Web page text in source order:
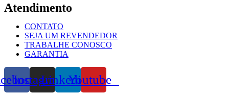
Atendimento
CONTATO
SEJA UM REVENDEDOR
TRABALHE CONOSCO
GARANTIA
InstagramLinkedinYoutube